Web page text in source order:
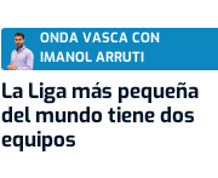
ONDA VASCA CON
IMANOL ARRUTI
La Liga más pequeña
del mundo tiene dos
equipos